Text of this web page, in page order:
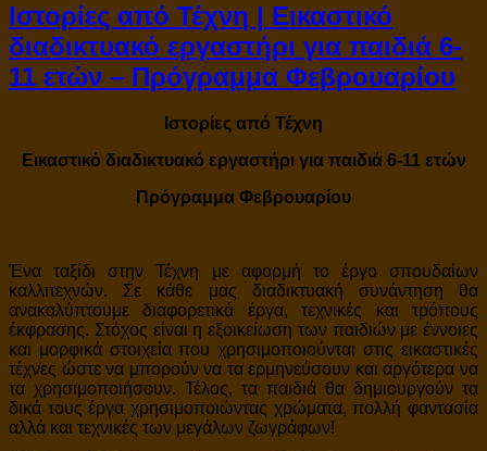
Ιστορίες από Τέχνη | Εικαστικό
διαδικτυακό εργαστήρι για παιδιά 6-
11 ετών – Πρόγραμμα Φεβρουαρίου
Ιστορίες από Τέχνη
Εικαστικό διαδικτυακό εργαστήρι για παιδιά 6-11 ετών
Πρόγραμμα Φεβρουαρίου
Ένα ταξίδι στην Τέχνη με αφορμή το έργο σπουδαίων
καλλιτεχνών. Σε κάθε μας διαδικτυακή συνάντηση θα
ανακαλύπτουμε διαφορετικά έργα, τεχνικές και τρόπους
έκφρασης. Στόχος είναι η εξοικείωση των παιδιών με έννοιες
και μορφικά στοιχεία που χρησιμοποιούνται στις εικαστικές
τέχνες ώστε να μπορούν να τα ερμηνεύσουν και αργότερα να
τα χρησιμοποιήσουν. Τέλος, τα παιδιά θα δημιουργούν τα
δικά τους έργα χρησιμοποιώντας χρώματα, πολλή φαντασία
αλλά και τεχνικές των μεγάλων ζωγράφων!